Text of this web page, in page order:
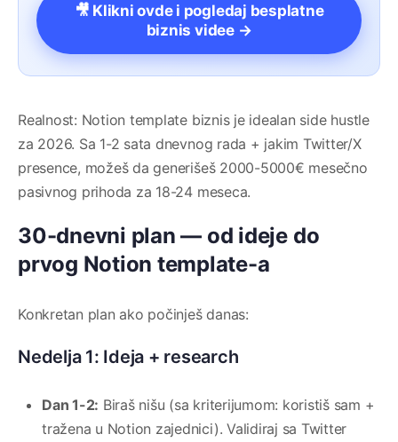
🎥 Klikni ovde i pogledaj besplatne
biznis videe →
Realnost: Notion template biznis je idealan side hustle
za 2026. Sa 1-2 sata dnevnog rada + jakim Twitter/X
presence, možeš da generišeš 2000-5000€ mesečno
pasivnog prihoda za 18-24 meseca.
30-dnevni plan — od ideje do
prvog Notion template-a
Konkretan plan ako počinješ danas:
Nedelja 1: Ideja + research
Dan 1-2: Biraš nišu (sa kriterijumom: koristiš sam +
tražena u Notion zajednici). Validiraj sa Twitter